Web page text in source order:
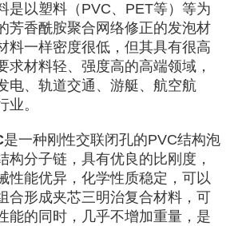
是以塑料（PVC、PET等）等为
芳香酰胺聚合网络修正的发泡材
料一样密度很低，但其具有很高
求材料轻、强度高的高端领域，
电、轨道交通、游艇、航空航
业。
是一种刚性交联闭孔的PVC结构泡
构分子链，具有优良的比刚度，
性能优异，化学性质稳定，可以
合形成夹芯三明治复合材料，可
能的同时，几乎不增加重量，是